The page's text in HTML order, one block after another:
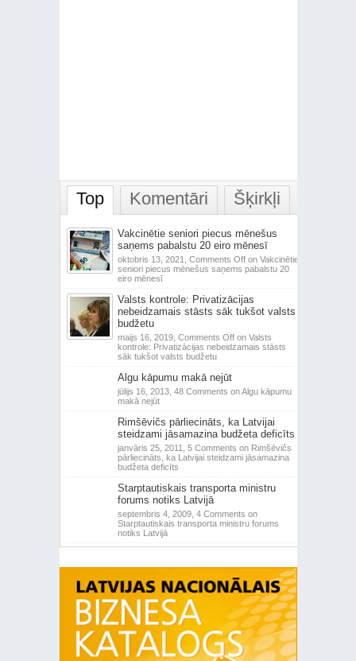
Top Komentāri Šķirkļi
Vakcinētie seniori piecus mēnešus
saņems pabalstu 20 eiro mēnesī
oktobris 13, 2021, Comments Offon Vakcinētie
seniori piecus mēnešus saņems pabalstu 20
eiro mēnesī
Valsts kontrole: Privatizācijas
nebeidzamais stāsts sāk tukšot valsts
budžetu
maijs 16, 2019, Comments Offon Valsts
kontrole: Privatizācijas nebeidzamais stāsts
sāk tukšot valsts budžetu
Algu kāpumu makā nejūt
jūlijs 16, 2013, 48 Comments on Algu kāpumu
makā nejūt
Rimšēvičs pārliecināts, ka Latvijai
steidzami jāsamazina budžeta deficīts
janvāris 25, 2011, 5 Comments on Rimšēvičs
pārliecināts, ka Latvijai steidzami jāsamazina
budžeta deficīts
Starptautiskais transporta ministru
forums notiks Latvijā
septembris 4, 2009, 4 Comments on
Starptautiskais transporta ministru forums
notiks Latvijā